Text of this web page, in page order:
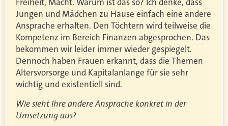
Jungen und Mädchen zu Hause einfach eine andere
Ansprache erhalten. Den Töchtern wird teilweise die
Kompetenz im Bereich Finanzen abgesprochen. Das
bekommen wir leider immer wieder gespiegelt.
Dennoch haben Frauen erkannt, dass die Themen
Altersvorsorge und Kapitalanlange für sie sehr
wichtig und existentiell sind.
Wie sieht Ihre andere Ansprache konkret in der
Umsetzung aus?